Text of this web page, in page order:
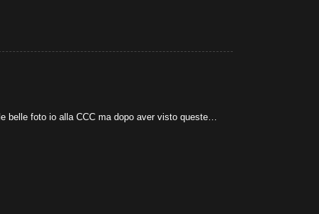
belle foto io alla CCC ma dopo aver visto queste…